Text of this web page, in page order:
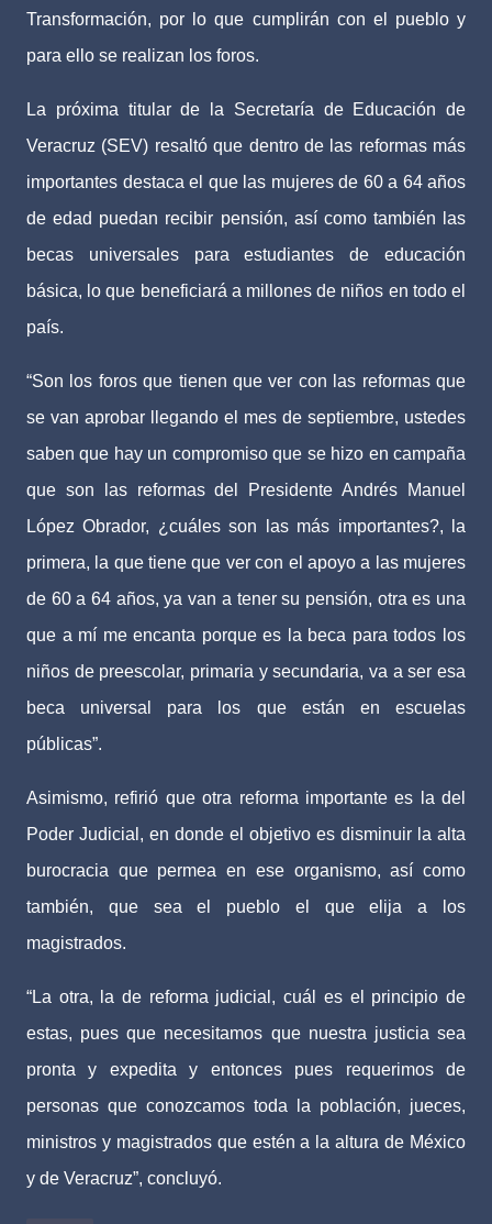
Transformación, por lo que cumplirán con el pueblo y
para ello se realizan los foros.
La próxima titular de la Secretaría de Educación de
Veracruz (SEV) resaltó que dentro de las reformas más
importantes destaca el que las mujeres de 60 a 64 años
de edad puedan recibir pensión, así como también las
becas universales para estudiantes de educación
básica, lo que beneficiará a millones de niños en todo el
país.
“Son los foros que tienen que ver con las reformas que
se van aprobar llegando el mes de septiembre, ustedes
saben que hay un compromiso que se hizo en campaña
que son las reformas del Presidente Andrés Manuel
López Obrador, ¿cuáles son las más importantes?, la
primera, la que tiene que ver con el apoyo a las mujeres
de 60 a 64 años, ya van a tener su pensión, otra es una
que a mí me encanta porque es la beca para todos los
niños de preescolar, primaria y secundaria, va a ser esa
beca universal para los que están en escuelas
públicas”.
Asimismo, refirió que otra reforma importante es la del
Poder Judicial, en donde el objetivo es disminuir la alta
burocracia que permea en ese organismo, así como
también, que sea el pueblo el que elija a los
magistrados.
“La otra, la de reforma judicial, cuál es el principio de
estas, pues que necesitamos que nuestra justicia sea
pronta y expedita y entonces pues requerimos de
personas que conozcamos toda la población, jueces,
ministros y magistrados que estén a la altura de México
y de Veracruz”, concluyó.